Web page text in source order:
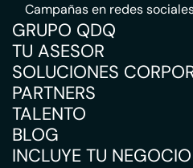
Campañas en redes
GRUPO QDQ
TU ASESOR
SOLUCIONES
PARTNERS
TALENTO
BLOG
INCLUYE TU